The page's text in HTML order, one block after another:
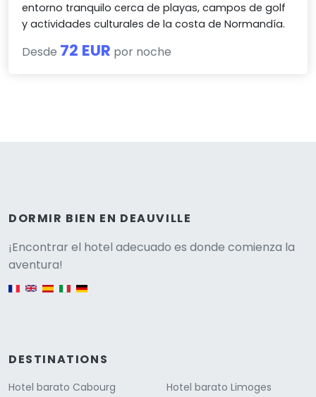
entorno tranquilo cerca de playas, campos de golf
y actividades culturales de la costa de Normandía.
Desde 72 EUR por noche
DORMIR BIEN EN DEAUVILLE
¡Encontrar el hotel adecuado es donde comienza la
aventura!
DESTINATIONS
Hotel barato Cabourg
Hotel barato Limoges